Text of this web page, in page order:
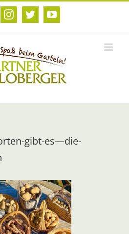
Instagram
TwitterYouTube
gibt-es—die-